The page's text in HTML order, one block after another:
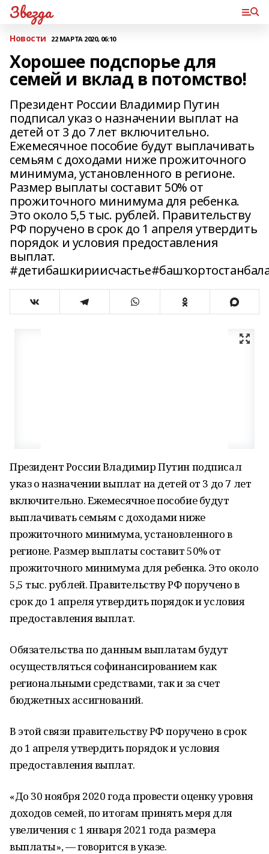
Звезда
Новости 22 МАРТА 2020, 06:10
Хорошее подспорье для
семей и вклад в потомство!
Президент России Владимир Путин
подписал указ о назначении выплат на
детей от 3 до 7 лет включительно.
Ежемесячное пособие будут выплачивать
семьям с доходами ниже прожиточного
минимума, установленного в регионе.
Размер выплаты составит 50% от
прожиточного минимума для ребенка.
Это около 5,5 тыс. рублей. Правительству
РФ поручено в срок до 1 апреля утвердить
порядок и условия предоставления
выплат.
Президент России Владимир Путин подписал
указ о назначении выплат на детей от 3 до 7 лет
включительно. Ежемесячное пособие будут
выплачивать семьям с доходами ниже
прожиточного минимума, установленного в
регионе. Размер выплаты составит 50% от
прожиточного минимума для ребенка. Это около
5,5 тыс. рублей. Правительству РФ поручено в
срок до 1 апреля утвердить порядок и условия
предоставления выплат.
Обязательства по данным выплатам будут
осуществляться софинансированием как
региональными средствами, так и за счет
бюджетных ассигнований.
В этой связи правительству РФ поручено в срок
до 1 апреля утвердить порядок и условия
предоставления выплат.
«До 30 ноября 2020 года провести оценку уровня
доходов семей, по итогам принять меря для
увеличения с 1 января 2021 года размера
выплаты», — говорится в указе.